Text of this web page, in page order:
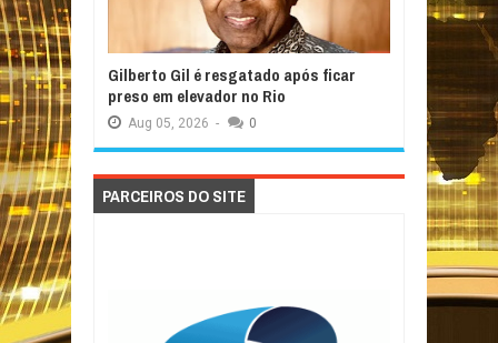
Gilberto Gil é resgatado após ficar
preso em elevador no Rio
Aug 05, 2026 - 0
PARCEIROS DO SITE